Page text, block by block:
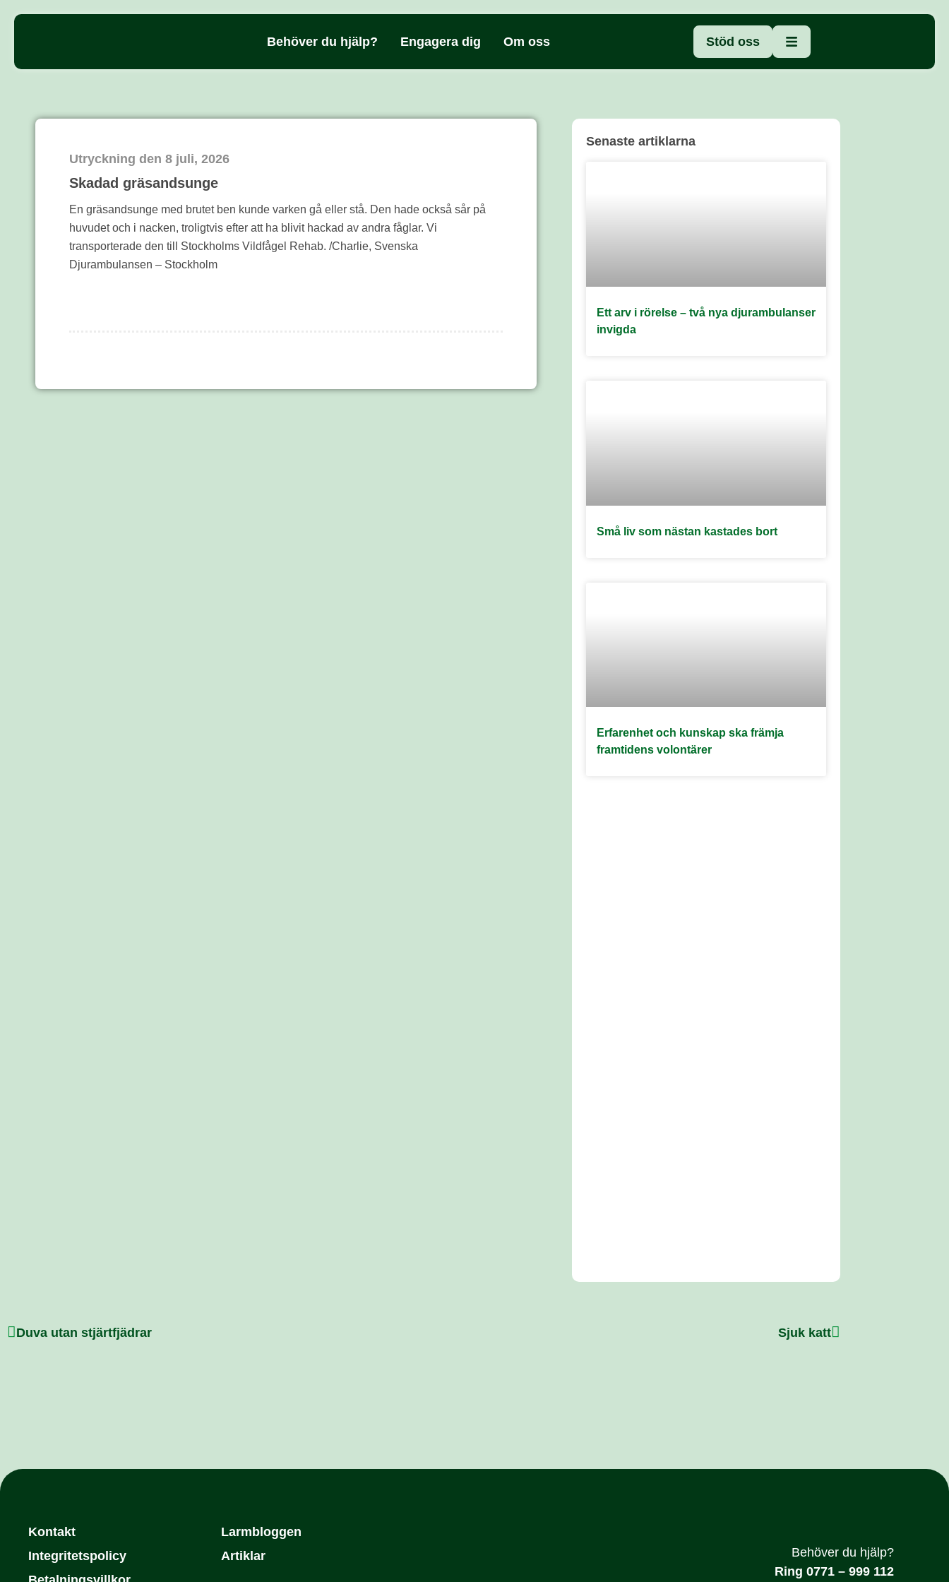
Behöver du hjälp? Engagera dig Om oss Stöd oss
Utryckning den 8 juli, 2026
Skadad gräsandsunge
En gräsandsunge med brutet ben kunde varken gå eller stå. Den hade också sår på
huvudet och i nacken, troligtvis efter att ha blivit hackad av andra fåglar. Vi
transporterade den till Stockholms Vildfågel Rehab. /Charlie, Svenska
Djurambulansen – Stockholm
Senaste artiklarna
Ett arv i rörelse – två nya djurambulanser
invigda
Små liv som nästan kastades bort
Erfarenhet och kunskap ska främja
framtidens volontärer
Duva utan stjärtfjädrar Sjuk katt
Kontakt
Integritetspolicy
Larmbloggen
Artiklar
Behöver du hjälp?
Ring 0771 – 999 112